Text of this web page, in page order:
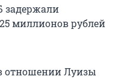
задержали
миллионов рублей
отношении Луизы